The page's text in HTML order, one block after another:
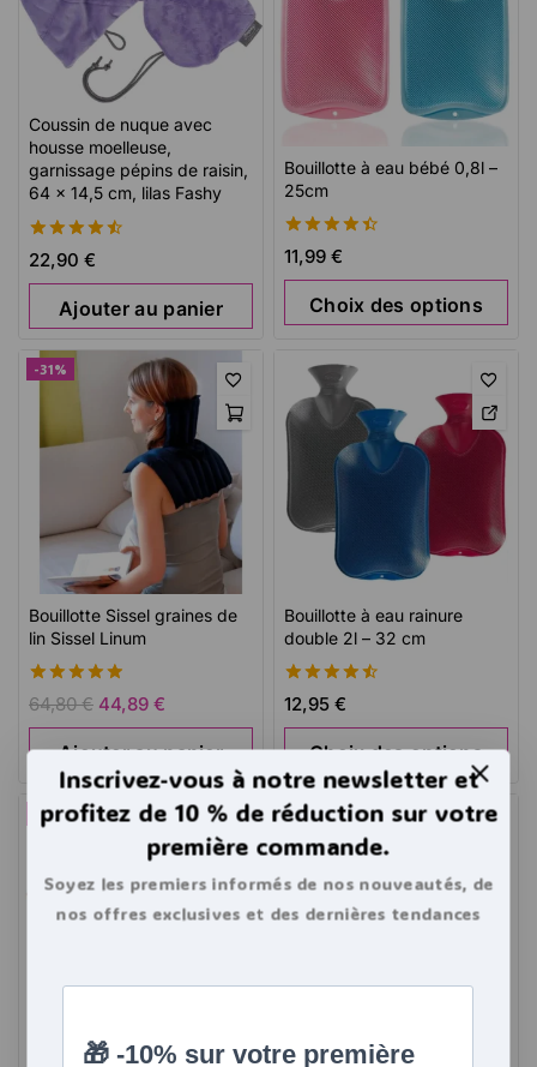
Coussin de nuque avec
housse moelleuse,
garnissage pépins de raisin,
64 x 14,5 cm, lilas Fashy
4.60
de 5
22,90 €
Ajouter au panier
Bouillotte à eau bébé 0,8l –
25cm
4.50
de 5
11,99 €
Choix des options
-31%
Bouillotte Sissel graines de
lin Sissel Linum
4.93
de 5
64,80€ 44,89 €
Ajouter au panier
Bouillotte à eau rainure
double 2l – 32 cm
4.60
de 5
12,95 €
Choix des options
-15%
Bouillotte Sissel graines de Grand coussin Bouillotte à
Inscrivez-vous à notre newsletter et
profitez de 10 % de réduction sur votre
première commande.
Soyez les premiers informés de nos nouveautés, de
nos offres exclusives et des dernières tendances